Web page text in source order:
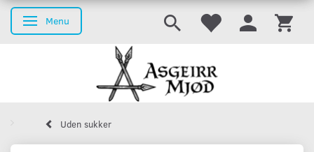
Skifte navigation
Menu
Uden sukker